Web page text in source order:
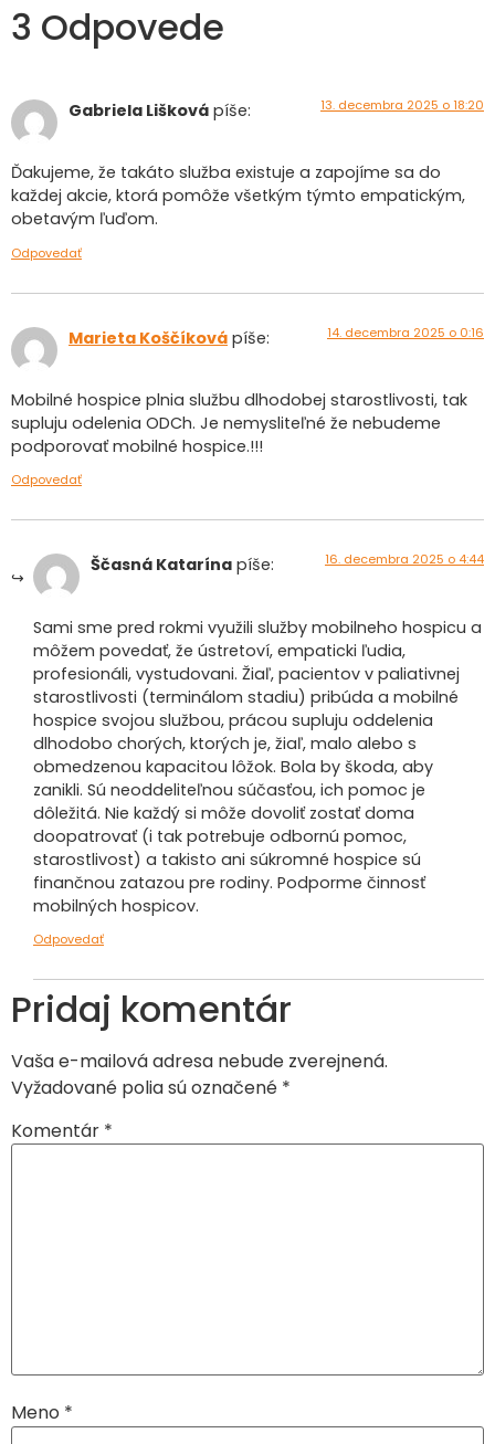
3 Odpovede
Gabriela Lišková píše: 13. decembra 2025 o 18:20
Ďakujeme, že takáto služba existuje a zapojíme sa do
každej akcie, ktorá pomôže všetkým týmto empatickým,
obetavým ľuďom.
Odpovedať
Marieta Koščíková píše: 14. decembra 2025 o 0:16
Mobilné hospice plnia službu dlhodobej starostlivosti, tak
supluju odelenia ODCh. Je nemysliteľné že nebudeme
podporovať mobilné hospice.!!!
Odpovedať
Ščasná Katarína píše: 16. decembra 2025 o 4:44
Sami sme pred rokmi využili služby mobilneho hospicu a
môžem povedať, že ústretoví, empaticki ľudia,
profesionáli, vystudovani. Žiaľ, pacientov v paliativnej
starostlivosti (terminálom stadiu) pribúda a mobilné
hospice svojou službou, prácou supluju oddelenia
dlhodobo chorých, ktorých je, žiaľ, malo alebo s
obmedzenou kapacitou lôžok. Bola by škoda, aby
zanikli. Sú neoddeliteľnou súčasťou, ich pomoc je
dôležitá. Nie každý si môže dovoliť zostať doma
doopatrovať (i tak potrebuje odbornú pomoc,
starostlivost) a takisto ani súkromné hospice sú
finančnou zatazou pre rodiny. Podporme činnosť
mobilných hospicov.
Odpovedať
Pridaj komentár
Vaša e-mailová adresa nebude zverejnená.
Vyžadované polia sú označené *
Komentár *
Meno *